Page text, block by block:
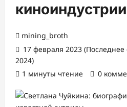
киноиндустрии
mining_broth
17 февраля 2023 (Последнее
2024)
1 минуты чтение
0